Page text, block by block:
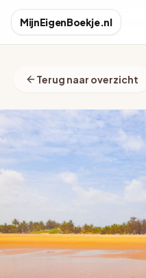
MijnEigenBoekje.nl
Terug naar overzicht